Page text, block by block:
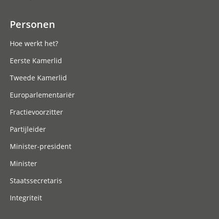
Personen
Hoe werkt het?
Eerste Kamerlid
Tweede Kamerlid
Europarlementariër
Fractievoorzitter
Partijleider
Minister-president
Minister
Staatssecretaris
Integriteit